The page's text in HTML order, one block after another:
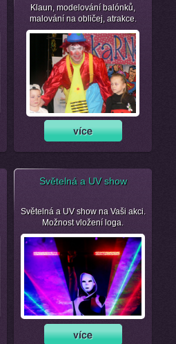
Klaun, modelování balónků,
malování na obličej, atrakce.
Světelná a UV show
Světelná a UV show na Vaši akci.
Možnost vložení loga.